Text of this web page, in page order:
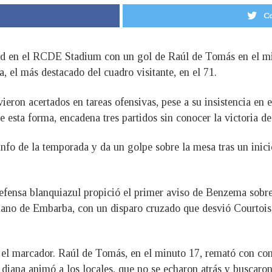
en el RCDE Stadium con un gol de Raúl de Tomás en el
el más destacado del cuadro visitante, en el 71.
acertados en tareas ofensivas, pese a su insistencia
esta forma, encadena tres partidos sin conocer la victoria
de la temporada y da un golpe sobre la mesa tras un
blanquiazul propició el primer aviso de Benzema
de Embarba, con un disparo cruzado que desvió
marcador. Raúl de Tomás, en el minuto 17, remató con
animó a los locales, que no se echaron atrás y